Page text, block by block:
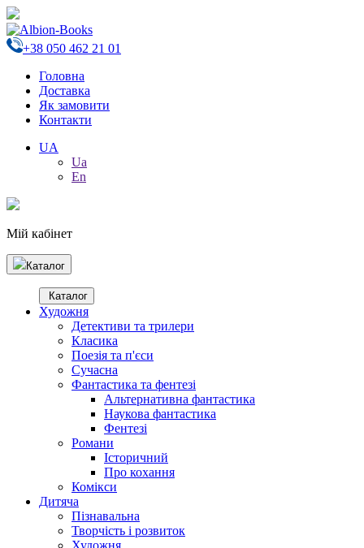
+38 050 462 21 01
Головна
Доставка
Як замовити
Контакти
UA
Ua
En
Мій кабінет
Каталог
Каталог
Художня
Детективи та трилери
Класика
Поезія та п'єси
Сучасна
Фантастика та фентезі
Альтернативна фантастика
Наукова фантастика
Фентезі
Романи
Історичний
Про кохання
Комікси
Дитяча
Пізнавальна
Творчість і розвиток
Художня